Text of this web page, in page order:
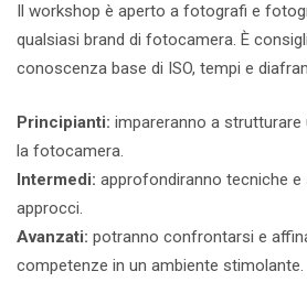
Il workshop è aperto a fotografi e
qualsiasi brand di fotocamera. È
conoscenza base di ISO, tempi e
Principianti: impareranno a strutturare
la fotocamera.
Intermedi: approfondiranno tecniche e
approcci.
Avanzati: potranno confrontarsi e
competenze in un ambiente stimolante.